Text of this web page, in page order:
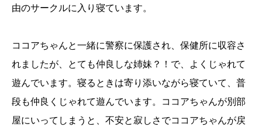
由のサークルに入り寝ています。
ココアちゃんと一緒に警察に保護され、保健所に収容さ
れましたが、とても仲良しな姉妹？！で、よくじゃれて
遊んでいます。寝るときは寄り添いながら寝ていて、普
段も仲良くじゃれて遊んでいます。ココアちゃんが別部
屋にいってしまうと、不安と寂しさでココアちゃんが戻